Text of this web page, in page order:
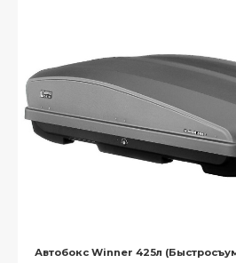
Автобокс Winner 425л